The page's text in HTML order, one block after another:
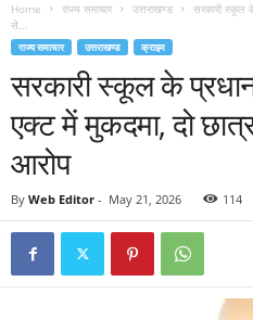
Home राज्य समाचार उत्तराखण्ड
सरकारी स्कूल
से...
राज्य समाचार उत्तराखण्ड क्राइम
सरकारी स्कूल के
एक्ट में मुकदमा, दो
आरोप
By Web Editor - May 21, 2026 114